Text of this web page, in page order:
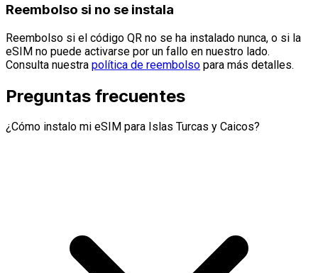
Reembolso si no se instala
Reembolso si el código QR no se ha instalado nunca, o si la
eSIM no puede activarse por un fallo en nuestro lado.
Consulta nuestra política de reembolso para más detalles.
Preguntas frecuentes
¿Cómo instalo mi eSIM para Islas Turcas y Caicos?